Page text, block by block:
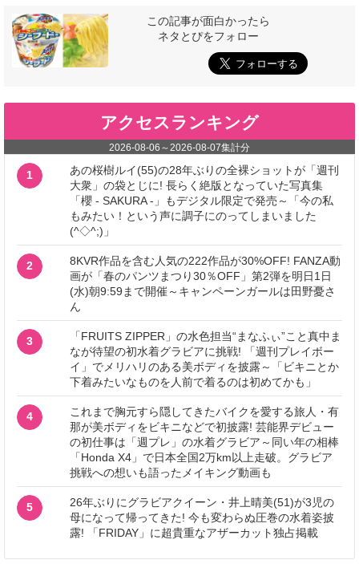
この記事が面白かったら
ネタとぴをフォロー
アクセスランキング
2026-08-06 ～ 2026-08-07集計分
1
あの桜樹ルイ(55)の28年ぶりの全裸ショットが「週刊
大衆」の袋とじに! 長らく絶版となっていた写真集
「櫻 - SAKURA -」もデジタル限定で発売～「今の私
もみたい！という声に調子にのってしまいました
(^◇^;)」
2
8KVR作品を含む人気の222作品が30%OFF! FANZA動
画が「春のパンツまつり30％OFF」第2弾を明日1日
(水)朝9:59まで開催～キャンペーンガールは田野憂さ
ん
3
「FRUITS ZIPPER」の水色担当“まなふぃ”こと真中ま
なが待望の初水着グラビアに挑戦! 「週刊プレイボー
イ」でメリハリのある美ボディを披露～「ビキニとか
下着みたいなものを人前で着るのは初めてかも」
4
これまで胸元すら隠してきたバイクを愛する旅人・有
那が美ボディをビキニなどで初披露! 芸能界デビュー
の初仕事は「週プレ」の水着グラビア～同い年の相棒
「Honda X4」で日本全国2万km以上走破。グラビア
挑戦への想いも語ったメイキング動画も
5
26年ぶりにグラビアクイーン・井上晴美(51)が3児の
母になって帰ってきた! 今も変わらぬ圧巻の水着姿披
露! 「FRIDAY」に超貴重なアザーカット独占掲載